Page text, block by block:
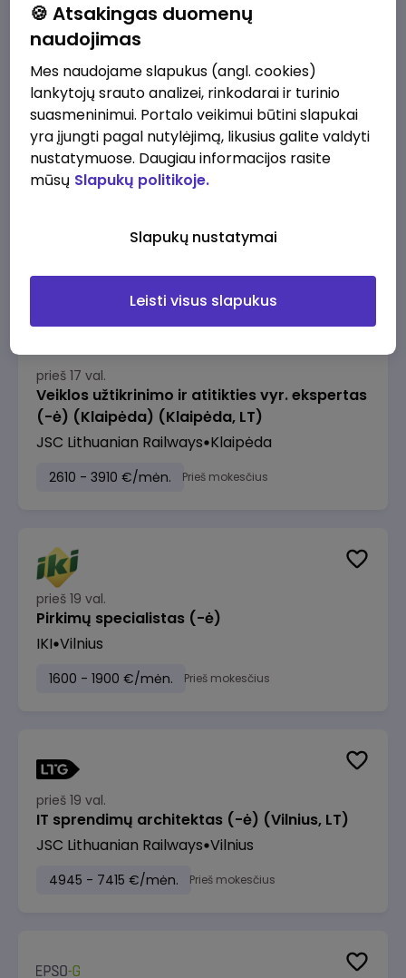
2610 - 3910 €/mėn.
prieš 17 val.
Veiklos užtikrinimo ir atitikties vyr. ekspertas
(-ė) (Kaunas) (Kaunas, LT)
prieš 17 val.
Veiklos užtikrinimo ir atitikties vyr. ekspertas
(-ė) (Klaipėda) (Klaipėda, LT)
JSC Lithuanian Railways Klaipėda
2610 - 3910 €/mėn. Prieš mokesčius
prieš 19 val.
Pirkimų specialistas (-ė)
IKI Vilnius
1600 - 1900 €/mėn. Prieš mokesčius
prieš 19 val.
IT sprendimų architektas (-ė) (Vilnius, LT)
JSC Lithuanian Railways Vilnius
4945 - 7415 €/mėn. Prieš mokesčius
🍪 Atsakingas duomenų
naudojimas
Mes naudojame slapukus (angl. cookies)
lankytojų srauto analizei, rinkodarai ir turinio
suasmeninimui. Portalo veikimui būtini slapukai
yra įjungti pagal nutylėjimą, likusius galite valdyti
nustatymuose. Daugiau informacijos rasite
mūsų Slapukų politikoje.
Slapukų nustatymai
Leisti visus slapukus